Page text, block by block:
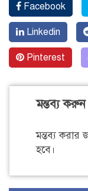
Facebook
Linkedin
Pinterest
মন্তব্য করুন
মন্তব্য
হবে।